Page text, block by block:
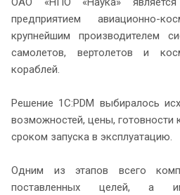
предприятием авиационно-
крупнейшим производителем
самолетов, вертолетов и
кораблей.
Решение 1С:PDM выбиралось
возможностей, цены, готовности
сроком запуска в эксплуатацию.
Одним из этапов всего
поставленных целей, а